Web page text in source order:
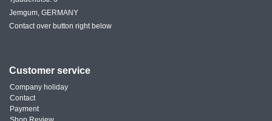
Jemgum, GERMANY
Contact over button right below
Customer service
Company holiday
Contact
Payment